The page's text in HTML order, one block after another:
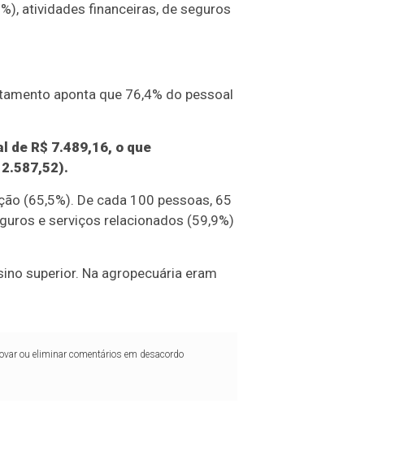
atividades financeiras, de seguros
aponta que 76,4% do pessoal
R$ 7.489,16, o que
(65,5%). De cada 100 pessoas, 65
e serviços relacionados (59,9%)
superior. Na agropecuária eram
ou eliminar comentários em desacordo